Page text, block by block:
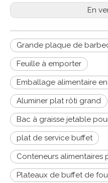
En
Grande plaque de
Feuille à emporter
Emballage alimentaire
Aluminer plat rôti grand
Bac à graisse jetable
plat de service buffet
Conteneurs alimentaires
Plateaux de buffet de